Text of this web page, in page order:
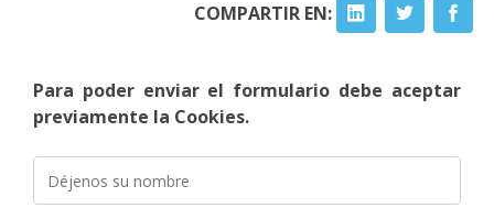
COMPARTIR EN:
Para poder enviar el formulario debe aceptar
previamente la Cookies.